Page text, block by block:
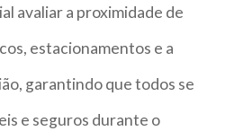
avaliar a proximidade de
estacionamentos e a
garantindo que todos se
e seguros durante o